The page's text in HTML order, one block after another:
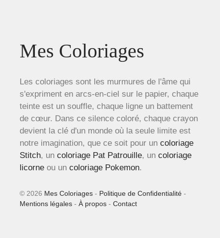
Mes Coloriages
Les coloriages sont les murmures de l'âme qui
s'expriment en arcs-en-ciel sur le papier, chaque
teinte est un souffle, chaque ligne un battement
de cœur. Dans ce silence coloré, chaque crayon
devient la clé d'un monde où la seule limite est
notre imagination, que ce soit pour un coloriage
Stitch, un coloriage Pat Patrouille, un coloriage
licorne ou un coloriage Pokemon.
© 2026 Mes Coloriages - Politique de Confidentialité -
Mentions légales - À propos - Contact